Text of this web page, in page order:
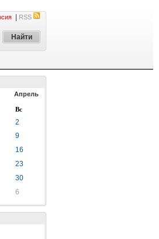
RSS
Апрель
Вс
2
9
16
23
30
6